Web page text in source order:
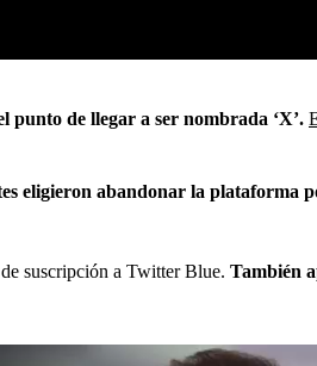
punto de llegar a ser nombrada ‘X’.
eligieron abandonar la plataforma
suscripción a Twitter Blue. También